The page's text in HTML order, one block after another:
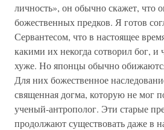
личность», он обычно скажет, что
божественных предков. Я готов
Сервантесом, что в настоящее
какими их некогда сотворил бог, и
хуже. Но японцы обычно
Для них божественное
священная догма, которую не мог
ученый-антрополог. Эти старые
продолжают существовать даже в